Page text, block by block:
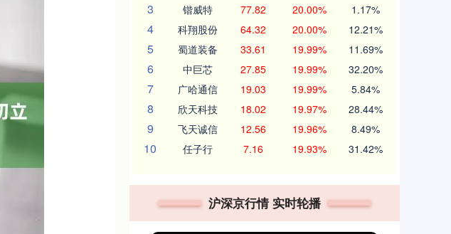
3 锴威特 77.82 20.00% 1.17%
4 科翔股份 64.32 20.00% 12.21%
5 蜀道装备 33.61 19.99% 11.69%
6 中巨芯 27.85 19.99% 32.20%
7 广哈通信 19.03 19.99% 5.84%
8 欣天科技 18.02 19.97% 28.44%
9 飞天诚信 12.56 19.96% 8.49%
10 任子行 7.16 19.93% 31.42%
沪深京行情 实时轮播